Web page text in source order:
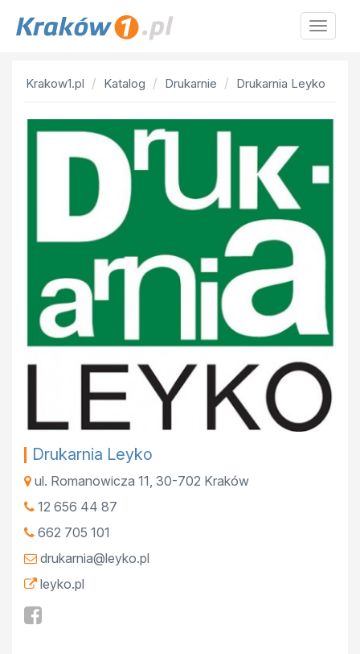
Krakow1.pl Katalog Drukarnie Drukarnia Leyko
Drukarnia Leyko
ul. Romanowicza 11, 30-702 Kraków
12 656 44 87
662 705 101
drukarnia@leyko.pl
leyko.pl